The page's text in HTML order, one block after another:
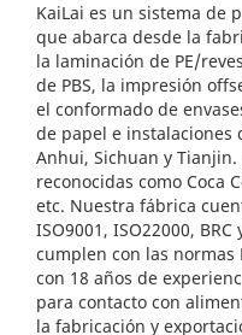
KaiLai es un sistema de
que abarca desde la
la laminación de PE/
de PBS, la impresión
el conformado de
de papel e instalaciones
Anhui, Sichuan y
reconocidas como Coca
etc. Nuestra fábrica
ISO9001, ISO22000,
cumplen con las normas
con 18 años de
para contacto con
la fabricación y